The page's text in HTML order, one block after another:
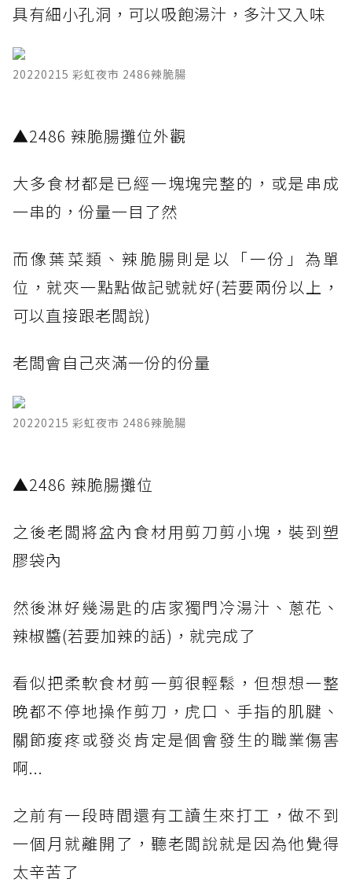
具有細小孔洞，可以吸飽湯汁，多汁又入味
20220215 彩虹夜市 2486辣脆腸
​▲2486 辣脆腸攤位外觀
大多食材都是已經一塊塊完整的，或是串成
一串的，份量一目了然
而像葉菜類、辣脆腸則是以「一份」為單
位，就夾一點點做記號就好(若要兩份以上，
可以直接跟老闆說)
老闆會自己夾滿一份的份量
20220215 彩虹夜市 2486辣脆腸
​▲2486 辣脆腸攤位
之後老闆將盆內食材用剪刀剪小塊，裝到塑
膠袋內
然後淋好幾湯匙的店家獨門冷湯汁、蔥花、
辣椒醬(若要加辣的話)，就完成了
看似把柔軟食材剪一剪很輕鬆，但想想一整
晚都不停地操作剪刀，虎口、手指的肌腱、
關節痠疼或發炎肯定是個會發生的職業傷害
啊...
之前有一段時間還有工讀生來打工，做不到
一個月就離開了，聽老闆說就是因為他覺得
太辛苦了